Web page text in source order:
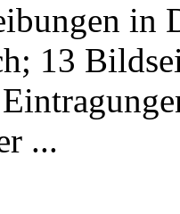
in
13
...